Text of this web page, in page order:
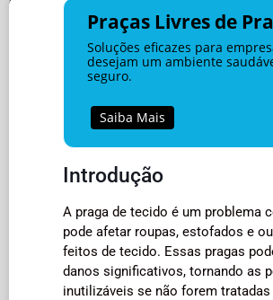
Praças Livres de
Soluções eficazes para
desejam um ambiente
seguro.
Saiba Mais
Introdução
A praga de tecido é um problema
pode afetar roupas, estofados e
feitos de tecido. Essas pragas
danos significativos, tornando as
inutilizáveis se não forem tratadas